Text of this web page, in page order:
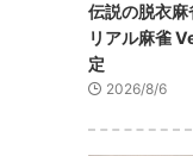
伝説の脱衣
リアル麻雀
定
2026/8/6